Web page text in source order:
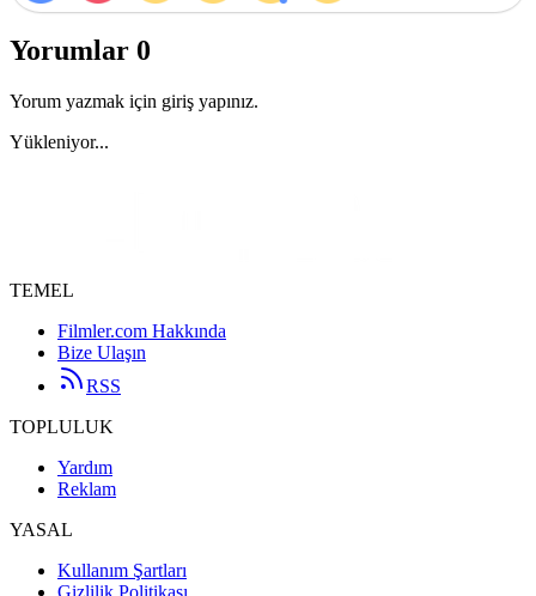
Yorumlar 0
Yorum yazmak için giriş yapınız.
Yükleniyor...
TEMEL
Filmler.com Hakkında
Bize Ulaşın
RSS
TOPLULUK
Yardım
Reklam
YASAL
Kullanım Şartları